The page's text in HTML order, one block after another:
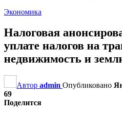
Экономика
Налоговая
уплате налогов на
недвижимость и
Автор admin Опубликовано
69
Поделится